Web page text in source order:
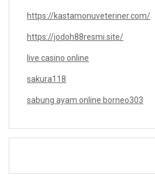
https://kastamonuveteriner.com/
https://jodoh88resmi.site/
live casino online
sakura118
sabung ayam online borneo303